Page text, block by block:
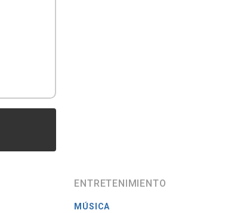
ENTRETENIMIENTO
MÚSICA